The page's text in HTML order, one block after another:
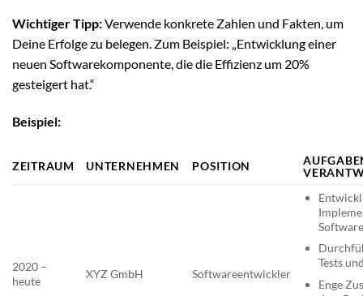
Wichtiger Tipp:Verwende konkrete Zahlen und Fakten, um
Deine Erfolge zu belegen. Zum Beispiel: „Entwicklung einer
neuen Softwarekomponente, die die Effizienz um 20%
gesteigert hat.“
Beispiel:
ZEITRAUM UNTERNEHMEN POSITION
2020 –
heute
XYZ GmbH Softwareentwickler
Tests
Enge